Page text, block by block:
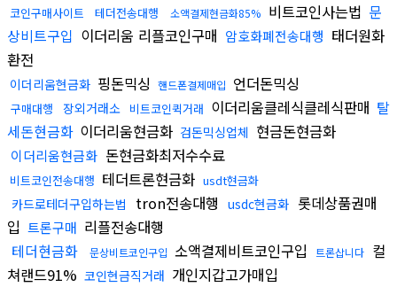
코인구매사이트 테더전송대행 소액결제현금화85% 비트코인사는법 문
상비트구입 이더리움 리플코인구매 암호화폐전송대행 태더원화
환전
이더리움현금화 핑돈믹싱 핸드폰결제매입 언더돈믹싱
구매대행 장외거래소 비트코인퀵거래 이더리움클레식클레식판매 탈
세돈현금화 이더리움현금화 검돈믹싱업체 현금돈현금화
이더리움현금화 돈현금화최저수수료
비트코인전송대행 테더트론현금화 usdt현금화
카드로테더구입하는법 tron전송대행 usdc현금화 롯데상품권매
입 트론구매 리플전송대행
테더현금화
문상비트코인구입 소액결제비트코인구입 트론삽니다 컬
쳐랜드91% 코인현금직거래 개인지갑고가매입